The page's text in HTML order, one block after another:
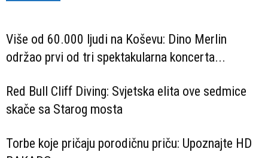
Više od 60.000 ljudi na Koševu: Dino Merlin
održao prvi od tri spektakularna koncerta...
Red Bull Cliff Diving: Svjetska elita ove sedmice
skače sa Starog mosta
Torbe koje pričaju porodičnu priču: Upoznajte HD